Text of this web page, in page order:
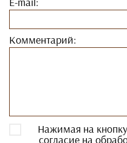
Комментарий:
Нажимая на
согласие на